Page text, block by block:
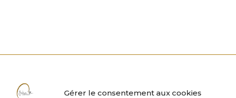
Gérer le consentement aux cookies